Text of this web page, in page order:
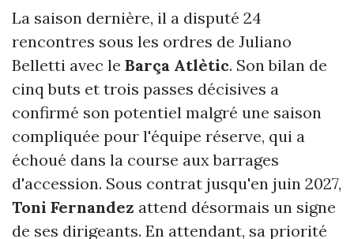
La saison dernière, il a disputé 24
rencontres sous les ordres de Juliano
Belletti avec le Barça Atlètic. Son bilan de
cinq buts et trois passes décisives a
confirmé son potentiel malgré une saison
compliquée pour l'équipe réserve, qui a
échoué dans la course aux barrages
d'accession. Sous contrat jusqu'en juin 2027,
Toni Fernandez attend désormais un signe
de ses dirigeants. En attendant, sa priorité